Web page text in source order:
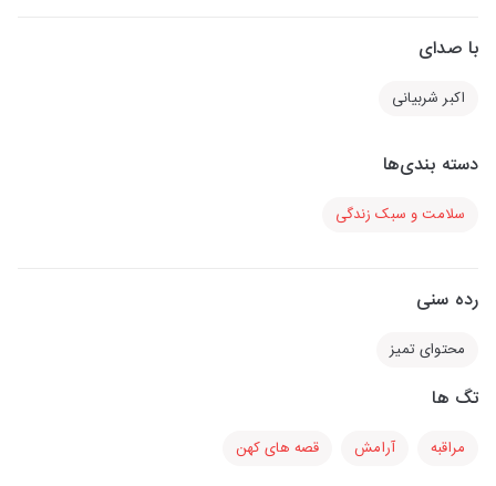
با صدای
اکبر شربیانی
دسته بندی‌ها
سلامت و سبک زندگی
رده سنی
محتوای تمیز
تگ ها
مراقبه آرامش قصه های کهن